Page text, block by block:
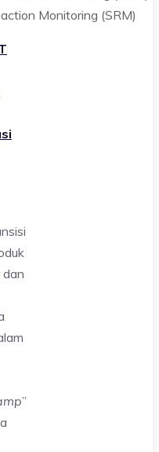
Monitoring (SRM)
dan
”